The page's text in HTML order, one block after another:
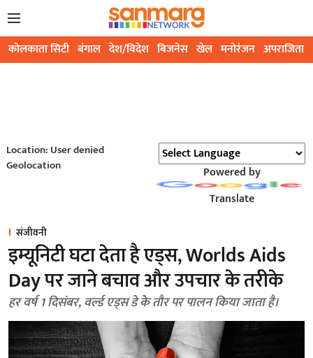
कोलकाता सिटी बंगाल देश/विदेश बिजनेस खेल मनोरंजन अपराजिता
Location: User denied
Geolocation
Powered by
Translate
संजीवनी
इम्यूनिटी घटा देता है एड्स, Worlds Aids
Day पर जाने बचाव और उपचार के तरीके
हर वर्ष 1 दिसंबर, वर्ल्ड एड्स डे के तौर पर पालन किया जाता है।